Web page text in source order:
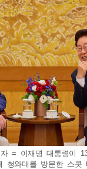
= 이재명 대통령이
청와대를 방문한 스콧